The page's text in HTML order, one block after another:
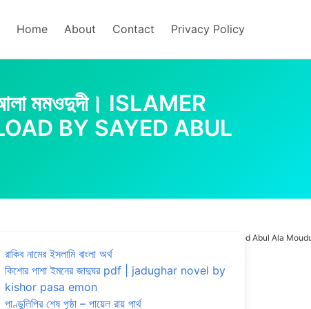
Home About Contact Privacy Policy
আলা মমওদুদী। ISLAMER
BY SAYED ABUL
মমওদুদী। islamer Drishtite Jonmo Niyontron PDF Free Download By Sayed Abul Ala
রাকিব নামের ইসলামি বাংলা অর্থ
কিশোর পাশা ইমনের জাদুঘর pdf | jadughar novel by
kishor pasa emon
পাণ্ডুলিপির শেষ পৃষ্ঠা – পায়েল রায় পার্থ